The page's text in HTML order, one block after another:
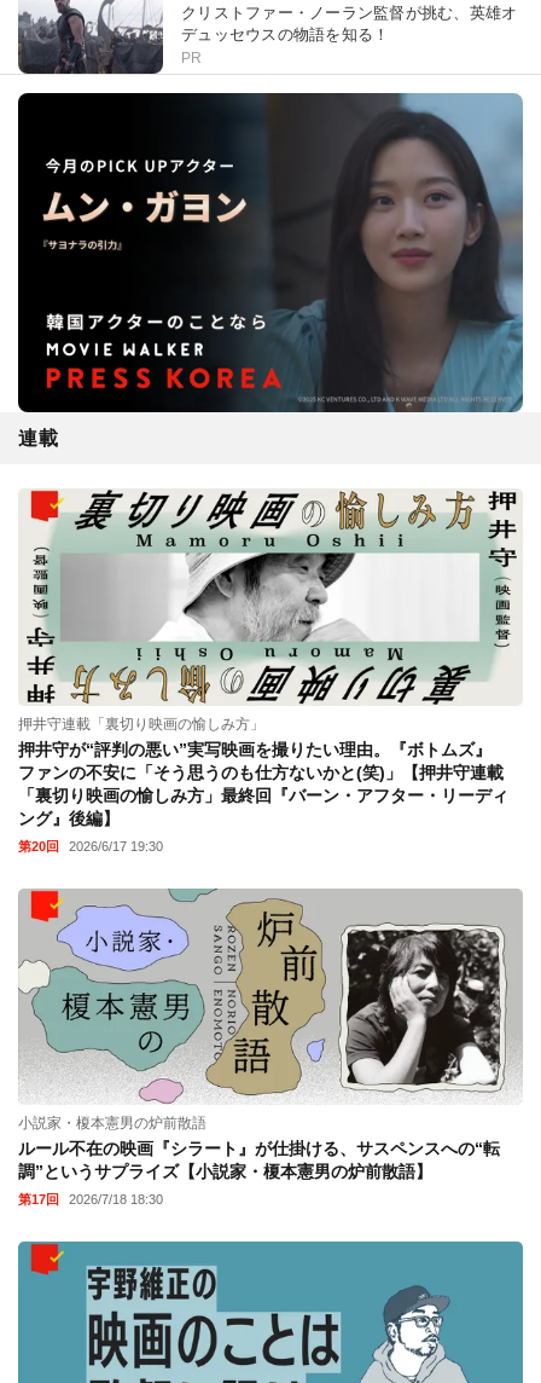
クリストファー・ノーラン監督が挑む、英雄オ
デュッセウスの物語を知る！
PR
連載
押井守連載「裏切り映画の愉しみ方」
押井守が“評判の悪い”実写映画を撮りたい理由。『ボトムズ』
ファンの不安に「そう思うのも仕方ないかと(笑)」【押井守連載
「裏切り映画の愉しみ方」最終回『バーン・アフター・リーディ
ング』後編】
第20回 2026/6/17 19:30
小説家・榎本憲男の炉前散語
ルール不在の映画『シラート』が仕掛ける、サスペンスへの“転
調”というサプライズ【小説家・榎本憲男の炉前散語】
第17回 2026/7/18 18:30